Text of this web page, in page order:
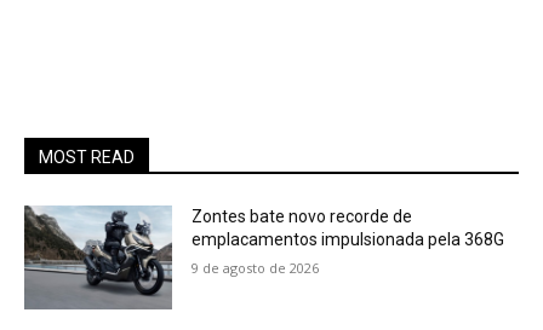
MOST READ
Zontes bate novo recorde de
emplacamentos impulsionada pela 368G
9 de agosto de 2026